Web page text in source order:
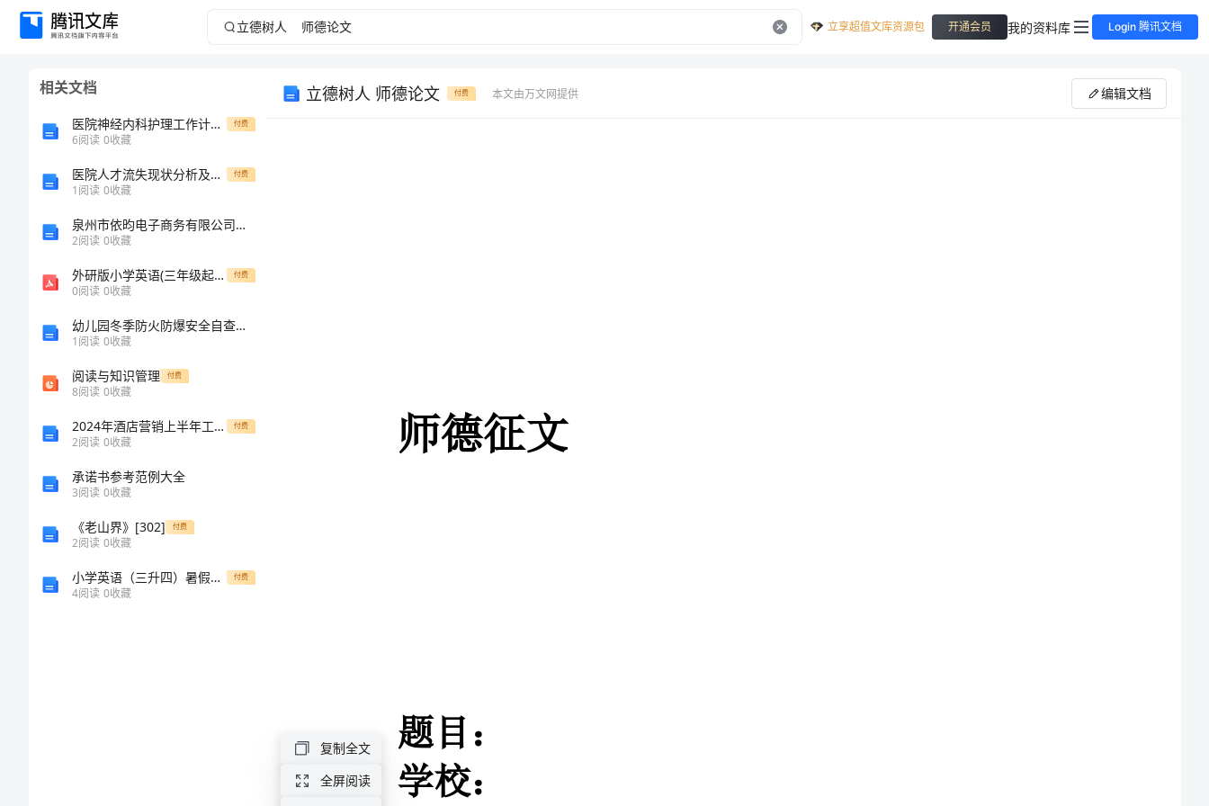
立
立享超值文库资源包 开通会员 我的资料库 Login 腾讯文档
相关文档
医院神经内科护理工作计划模板范文 付费
6阅读 0收藏
医院人才流失现状分析及对策研究 付费
1阅读 0收藏
泉州市依昀电子商务有限公司介绍企业发展分析报告
2阅读 0收藏
外研版小学英语(三年级起点)三年级上册Module 7 Unit1 L1参考教案 付费
0阅读 0收藏
幼儿园冬季防火防爆安全自查报告_1
1阅读 0收藏
阅读与知识管理 付费
8阅读 0收藏
2024年酒店营销上半年工作总结范文 付费
2阅读 0收藏
承诺书参考范例大全
3阅读 0收藏
《老山界》[302] 付费
2阅读 0收藏
小学英语（三升四）暑假作业：三下综合复习-第九天 外研版（三起）（含答案） 付费
4阅读 0收藏
立德树人 师德论文 付费 本文由万文网提供 编辑文档
复制全文
全屏阅读